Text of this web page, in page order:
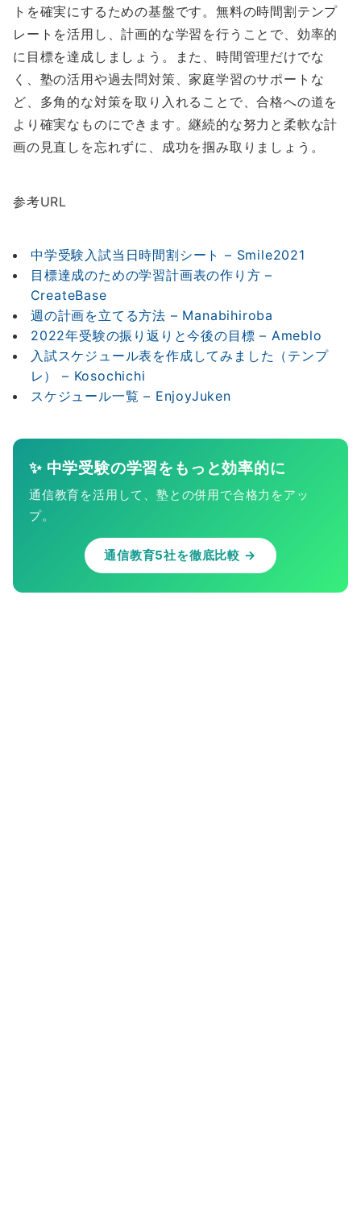
トを確実にするための基盤です。無料の時間割テンプ
レートを活用し、計画的な学習を行うことで、効率的
に目標を達成しましょう。また、時間管理だけでな
く、塾の活用や過去問対策、家庭学習のサポートな
ど、多角的な対策を取り入れることで、合格への道を
より確実なものにできます。継続的な努力と柔軟な計
画の見直しを忘れずに、成功を掴み取りましょう。
参考URL
中学受験入試当日時間割シート – Smile2021
目標達成のための学習計画表の作り方 –
CreateBase
週の計画を立てる方法 – Manabihiroba
2022年受験の振り返りと今後の目標 – Ameblo
入試スケジュール表を作成してみました（テンプ
レ） – Kosochichi
スケジュール一覧 – EnjoyJuken
✨ 中学受験の学習をもっと効率的に
通信教育を活用して、塾との併用で合格力をアッ
プ。
通信教育5社を徹底比較 →